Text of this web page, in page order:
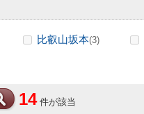
比叡山坂本(3)
14 件が該当